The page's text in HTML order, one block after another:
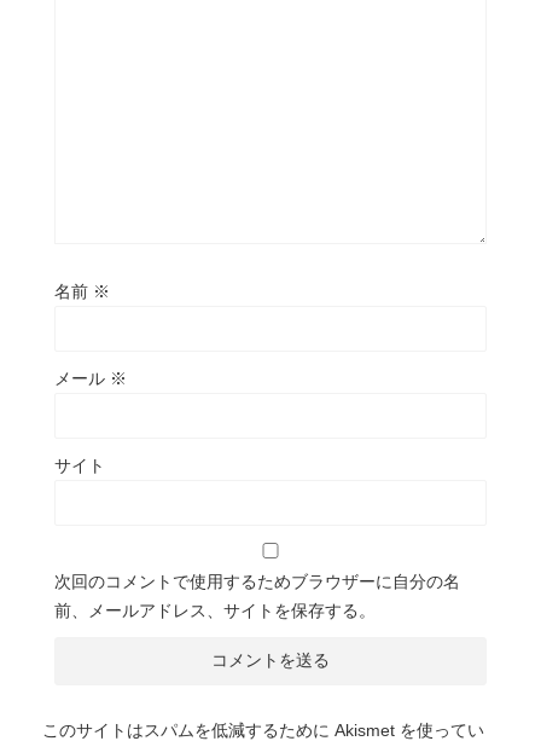
名前 ※
メール ※
サイト
次回のコメントで使用するためブラウザーに自分の名
前、メールアドレス、サイトを保存する。
このサイトはスパムを低減するために Akismet を使ってい